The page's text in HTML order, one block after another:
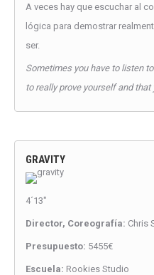
A veces hay que escuchar al
lógica para demostrar
ser.
Sometimes you have to listen
to really prove yourself and that
GRAVITY
4´13″
Director, Coreografía: Chris
Presupuesto: 5455€
Escuela: Rookies Studio